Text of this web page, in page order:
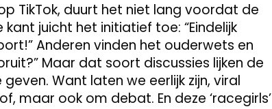
TikTok, duurt het niet lang voordat de
juicht het initiatief toe: “Eindelijk
Anderen vinden het ouderwets en
Maar dat soort discussies lijken de
Want laten we eerlijk zijn, viral
maar ook om debat. En deze ‘racegirls’